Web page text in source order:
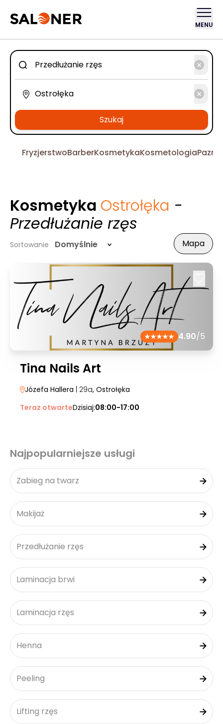
MENU
Szukaj
FryzjerstwoBarberKosmetykaKosmetologia
Kosmetyka Ostrołęka -
Przedłużanie rzęs
Sortowanie Domyślnie Mapa
4.90/5
Tina Nails Art
Józefa Hallera | 29a, Ostrołęka
Teraz otwarteDzisiaj:08:00-17:00
Najpopularniejsze usługi
Zabieg na twarz
Makijaż
Przedłużanie rzęs
Laminacja brwi
Laminacja rzęs
Henna
Peeling
Lifting rzęs